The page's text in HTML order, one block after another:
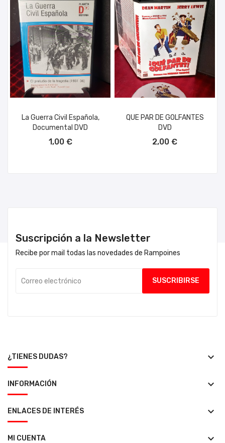
La Guerra Civil Española,
Documental DVD
1,00 €
QUE PAR DE GOLFANTES
DVD
2,00 €
Suscripción a la Newsletter
Recibe por mail todas las novedades de Rampoines
¿TIENES DUDAS? keyboard_arrow_down
INFORMACIÓN keyboard_arrow_down
ENLACES DE INTERÉS keyboard_arrow_down
MI CUENTA keyboard_arrow_down